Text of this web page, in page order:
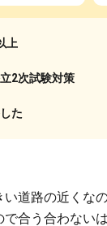
上
2次試験対策
た
道路の近くな
合う合わない